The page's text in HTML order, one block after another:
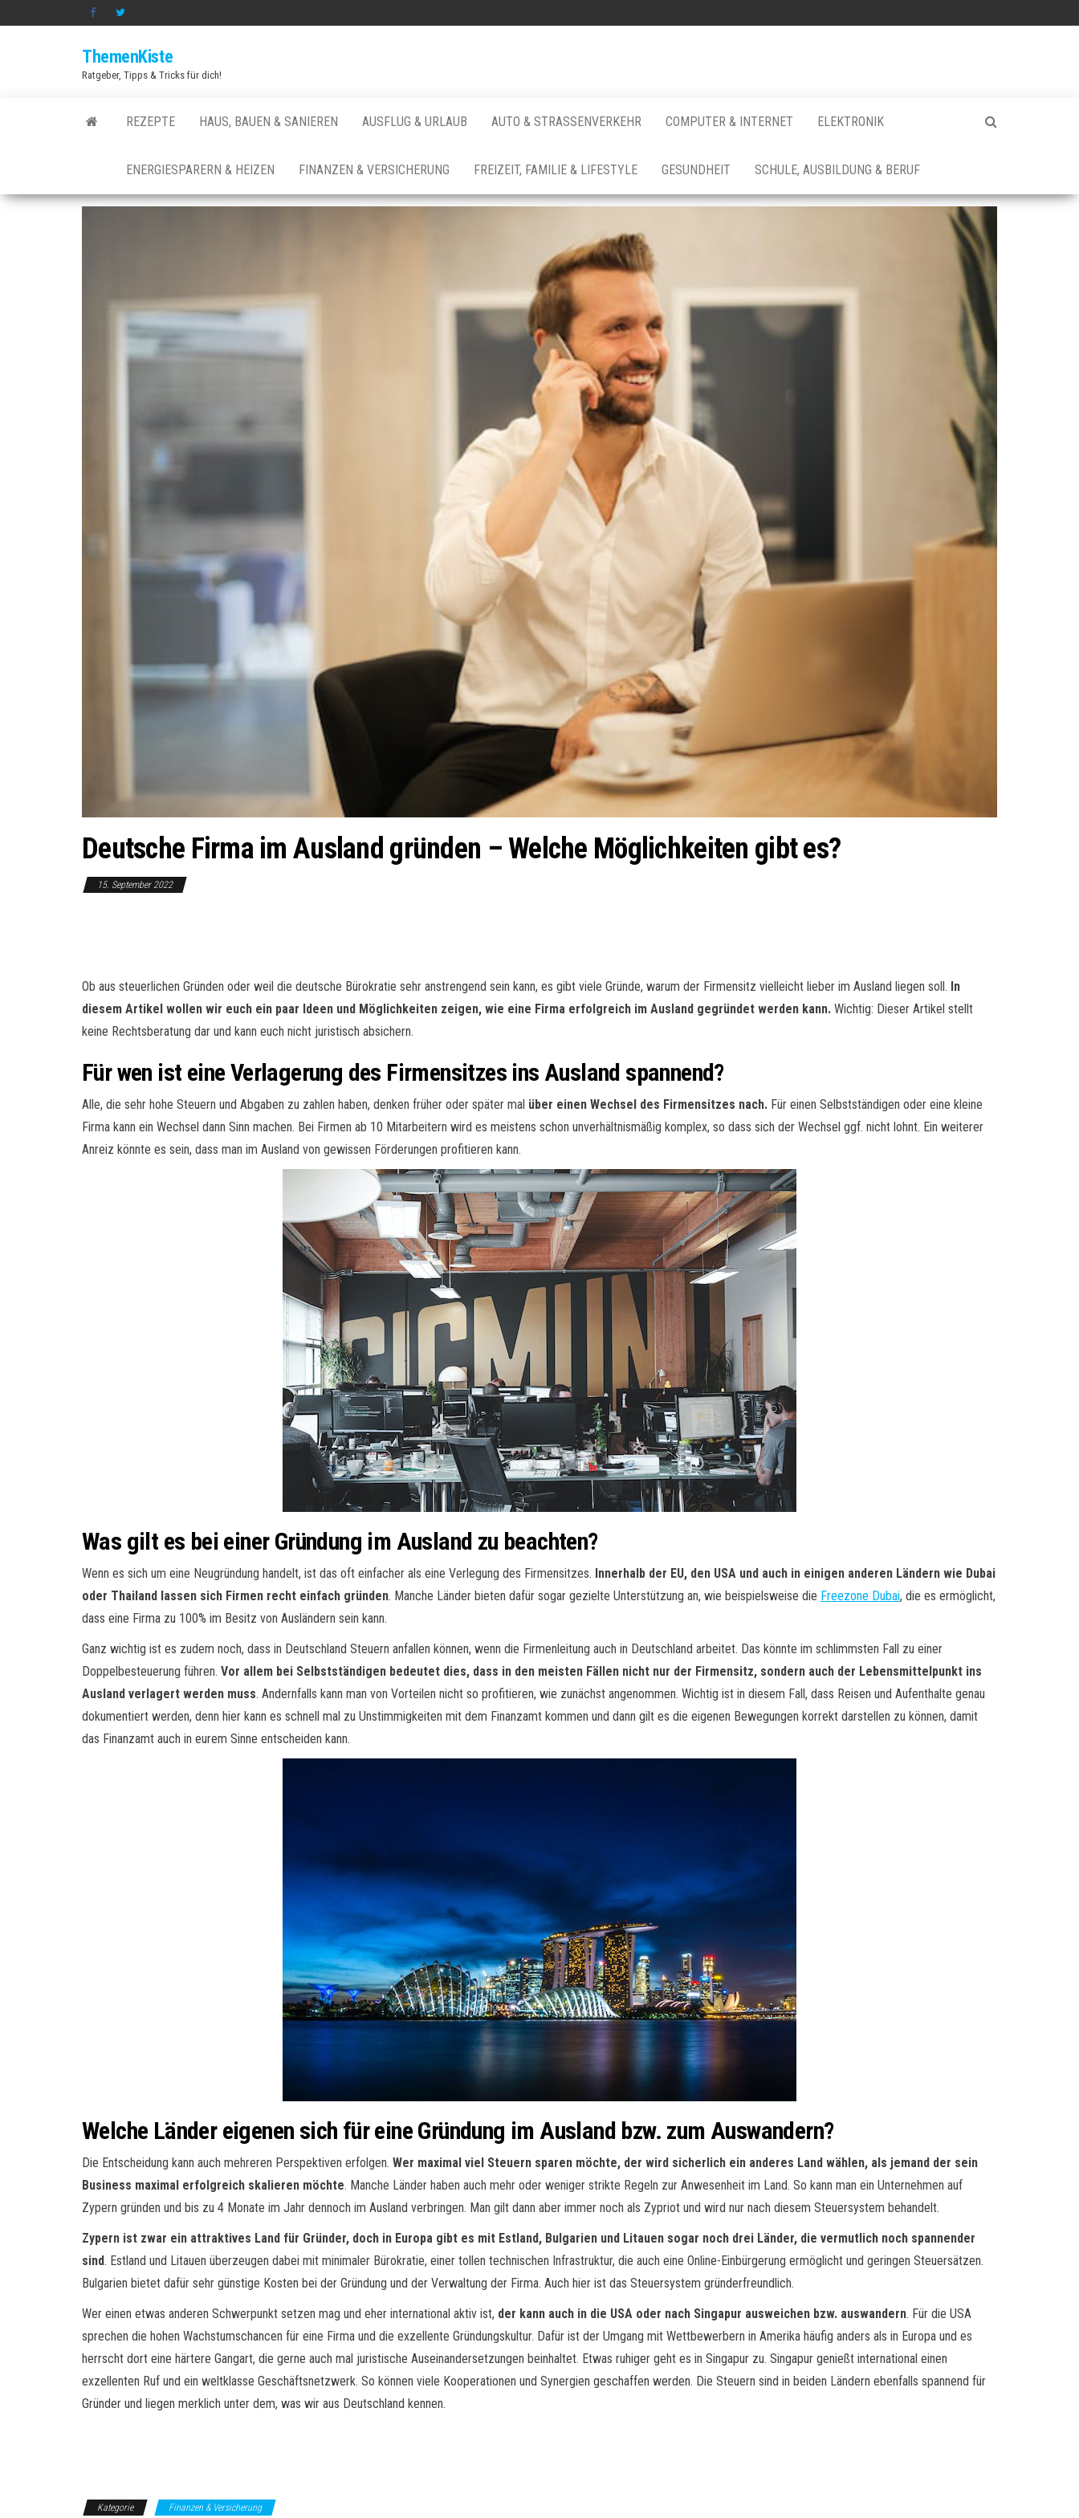
ThemenKiste
Ratgeber, Tipps & Tricks für dich!
REZEPTE HAUS, BAUEN & SANIEREN AUSFLUG & URLAUB AUTO & STRASSENVERKEHR COMPUTER & INTERNET ELEKTRONIK
ENERGIESPARERN & HEIZEN FINANZEN & VERSICHERUNG FREIZEIT, FAMILIE & LIFESTYLE GESUNDHEIT SCHULE, AUSBILDUNG & BERUF
Deutsche Firma im Ausland gründen – Welche Möglichkeiten gibt es?
15. September 2022
Ob aus steuerlichen Gründen oder weil die deutsche Bürokratie sehr anstrengend sein kann, es gibt viele Gründe, warum der Firmensitz vielleicht lieber im Ausland liegen soll. In
diesem Artikel wollen wir euch ein paar Ideen und Möglichkeiten zeigen, wie eine Firma erfolgreich im Ausland gegründet werden kann. Wichtig: Dieser Artikel stellt
keine Rechtsberatung dar und kann euch nicht juristisch absichern.
Für wen ist eine Verlagerung des Firmensitzes ins Ausland spannend?
Alle, die sehr hohe Steuern und Abgaben zu zahlen haben, denken früher oder später mal über einen Wechsel des Firmensitzes nach. Für einen Selbstständigen oder eine kleine
Firma kann ein Wechsel dann Sinn machen. Bei Firmen ab 10 Mitarbeitern wird es meistens schon unverhältnismäßig komplex, so dass sich der Wechsel ggf. nicht lohnt. Ein weiterer
Anreiz könnte es sein, dass man im Ausland von gewissen Förderungen profitieren kann.
Was gilt es bei einer Gründung im Ausland zu beachten?
Wenn es sich um eine Neugründung handelt, ist das oft einfacher als eine Verlegung des Firmensitzes. Innerhalb der EU, den USA und auch in einigen anderen Ländern wie Dubai
oder Thailand lassen sich Firmen recht einfach gründen. Manche Länder bieten dafür sogar gezielte Unterstützung an, wie beispielsweise die Freezone Dubai, die es ermöglicht,
dass eine Firma zu 100% im Besitz von Ausländern sein kann.
Ganz wichtig ist es zudem noch, dass in Deutschland Steuern anfallen können, wenn die Firmenleitung auch in Deutschland arbeitet. Das könnte im schlimmsten Fall zu einer
Doppelbesteuerung führen. Vor allem bei Selbstständigen bedeutet dies, dass in den meisten Fällen nicht nur der Firmensitz, sondern auch der Lebensmittelpunkt ins
Ausland verlagert werden muss. Andernfalls kann man von Vorteilen nicht so profitieren, wie zunächst angenommen. Wichtig ist in diesem Fall, dass Reisen und Aufenthalte genau
dokumentiert werden, denn hier kann es schnell mal zu Unstimmigkeiten mit dem Finanzamt kommen und dann gilt es die eigenen Bewegungen korrekt darstellen zu können, damit
das Finanzamt auch in eurem Sinne entscheiden kann.
Welche Länder eigenen sich für eine Gründung im Ausland bzw. zum Auswandern?
Die Entscheidung kann auch mehreren Perspektiven erfolgen. Wer maximal viel Steuern sparen möchte, der wird sicherlich ein anderes Land wählen, als jemand der sein
Business maximal erfolgreich skalieren möchte. Manche Länder haben auch mehr oder weniger strikte Regeln zur Anwesenheit im Land. So kann man ein Unternehmen auf
Zypern gründen und bis zu 4 Monate im Jahr dennoch im Ausland verbringen. Man gilt dann aber immer noch als Zypriot und wird nur nach diesem Steuersystem behandelt.
Zypern ist zwar ein attraktives Land für Gründer, doch in Europa gibt es mit Estland, Bulgarien und Litauen sogar noch drei Länder, die vermutlich noch spannender
sind. Estland und Litauen überzeugen dabei mit minimaler Bürokratie, einer tollen technischen Infrastruktur, die auch eine Online-Einbürgerung ermöglicht und geringen Steuersätzen.
Bulgarien bietet dafür sehr günstige Kosten bei der Gründung und der Verwaltung der Firma. Auch hier ist das Steuersystem gründerfreundlich.
Wer einen etwas anderen Schwerpunkt setzen mag und eher international aktiv ist, der kann auch in die USA oder nach Singapur ausweichen bzw. auswandern. Für die USA
sprechen die hohen Wachstumschancen für eine Firma und die exzellente Gründungskultur. Dafür ist der Umgang mit Wettbewerbern in Amerika häufig anders als in Europa und es
herrscht dort eine härtere Gangart, die gerne auch mal juristische Auseinandersetzungen beinhaltet. Etwas ruhiger geht es in Singapur zu. Singapur genießt international einen
exzellenten Ruf und ein weltklasse Geschäftsnetzwerk. So können viele Kooperationen und Synergien geschaffen werden. Die Steuern sind in beiden Ländern ebenfalls spannend für
Gründer und liegen merklich unter dem, was wir aus Deutschland kennen.
Kategorie Finanzen & Versicherung